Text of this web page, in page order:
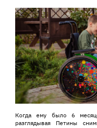
Когда ему было 6
разглядывая Петины